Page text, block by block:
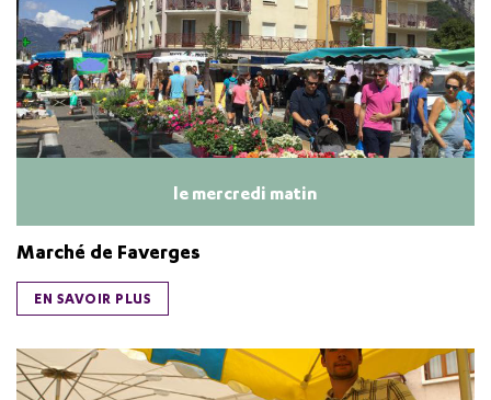
le mercredi matin
Marché de Faverges
EN SAVOIR PLUS